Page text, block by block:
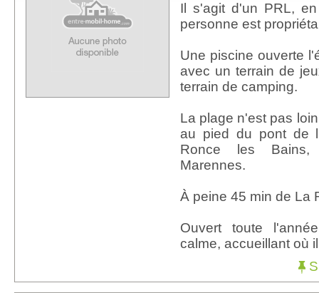
Il s'agit d'un PRL,
personne est
Une piscine ouverte
avec un terrain de
terrain de camping.
La plage n'est pas
au pied du pont de
Ronce les
Marennes.
À peine 45 min de La
Ouvert toute
calme, accueillant où